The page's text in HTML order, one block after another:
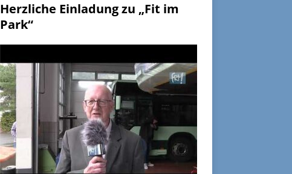
Herzliche Einladung zu „Fit im
Park“